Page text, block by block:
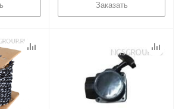
Заказать